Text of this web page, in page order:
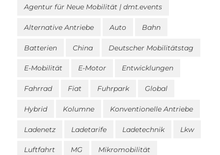
Agentur für Neue Mobilität | dmt.events
Alternative Antriebe Auto Bahn
Batterien China Deutscher Mobilitätstag
E-Mobilität E-Motor Entwicklungen
Fahrrad Fiat Fuhrpark Global
Hybrid Kolumne Konventionelle Antriebe
Ladenetz Ladetarife Ladetechnik Lkw
Luftfahrt MG Mikromobilität